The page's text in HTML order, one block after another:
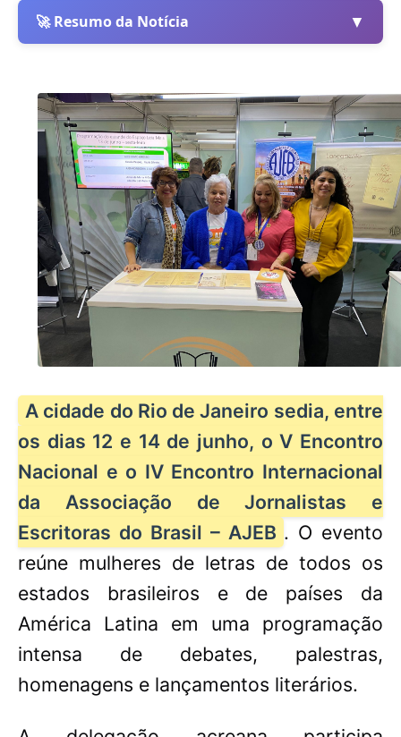
🚀 Resumo da Notícia ▼
A cidade do Rio de Janeiro sedia, entre
os dias 12 e 14 de junho, o V Encontro
Nacional e o IV Encontro Internacional
da Associação de Jornalistas e
Escritoras do Brasil – AJEB . O evento
reúne mulheres de letras de todos os
estados brasileiros e de países da
América Latina em uma programação
intensa de debates, palestras,
homenagens e lançamentos literários.